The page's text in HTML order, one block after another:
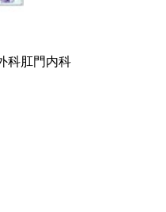
科肛門内科